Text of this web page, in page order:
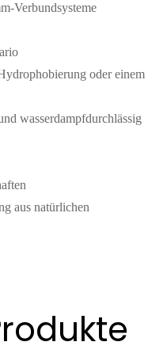
Verbundsysteme
oder einem
wasserdampfdurchlässig
aus natürlichen